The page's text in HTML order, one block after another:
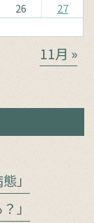
26
27
11月 »
」
」